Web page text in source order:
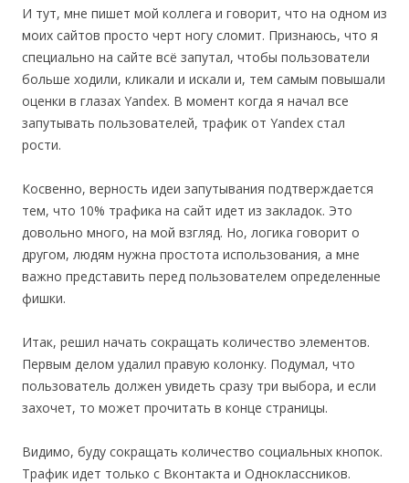
И тут, мне пишет мой коллега и говорит, что на одном из
моих сайтов просто черт ногу сломит. Признаюсь, что я
специально на сайте всё запутал, чтобы пользователи
больше ходили, кликали и искали и, тем самым повышали
оценки в глазах Yandex. В момент когда я начал все
запутывать пользователей, трафик от Yandex стал
рости.
Косвенно, верность идеи запутывания подтверждается
тем, что 10% трафика на сайт идет из закладок. Это
довольно много, на мой взгляд. Но, логика говорит о
другом, людям нужна простота использования, а мне
важно представить перед пользователем определенные
фишки.
Итак, решил начать сокращать количество элементов.
Первым делом удалил правую колонку. Подумал, что
пользователь должен увидеть сразу три выбора, и если
захочет, то может прочитать в конце страницы.
Видимо, буду сокращать количество социальных кнопок.
Трафик идет только с Вконтакта и Одноклассников.